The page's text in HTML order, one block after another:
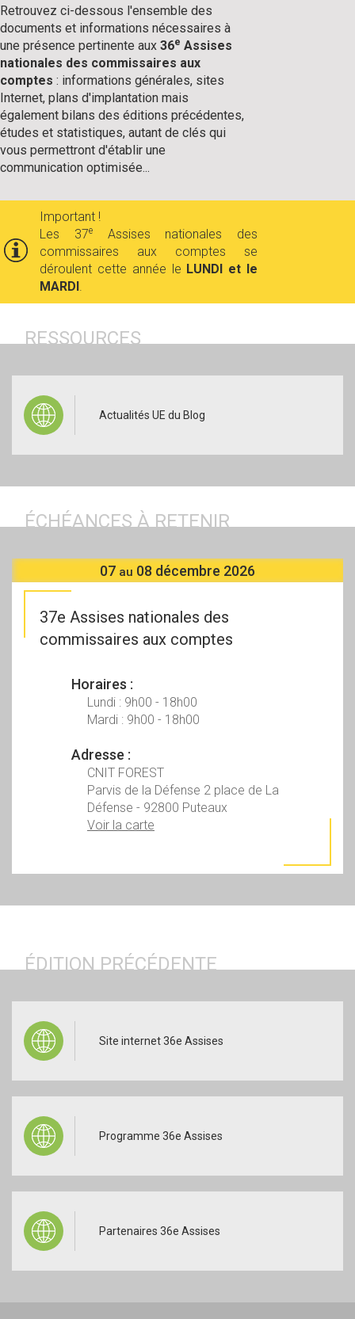
Retrouvez ci-dessous l'ensemble des
documents et informations nécessaires à
une présence pertinente aux 36e Assises
nationales des commissaires aux
comptes : informations générales, sites
Internet, plans d'implantation mais
également bilans des éditions précédentes,
études et statistiques, autant de clés qui
vous permettront d'établir une
communication optimisée...
Important !
Les 37eAssises nationales des
commissaires aux comptes se
déroulent cette année le LUNDI et le
MARDI
RESSOURCES
Actualités UE du Blog
CONSULTER
ÉCHÉANCES À RETENIR
07 au 08 décembre 2026
37e Assises nationales des
commissaires aux comptes
Horaires :
Lundi : 9h00 - 18h00
Mardi : 9h00 - 18h00
Adresse :
CNIT FOREST
Parvis de la Défense 2 place de La
Défense - 92800 Puteaux
Voir la carte
ÉDITION PRÉCÉDENTE
Site internet 36e Assises
CONSULTER
Programme 36e Assises
CONSULTER
Partenaires 36e Assises
CONSULTER